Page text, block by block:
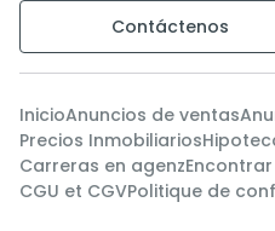
Contáctenos
InicioAnuncios de ventas
Precios Inmobiliarios
Carreras en agenz
CGU et CGVPolitique de